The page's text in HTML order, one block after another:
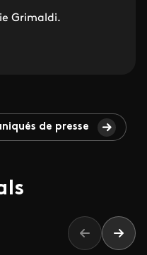
Grimaldi.
de presse